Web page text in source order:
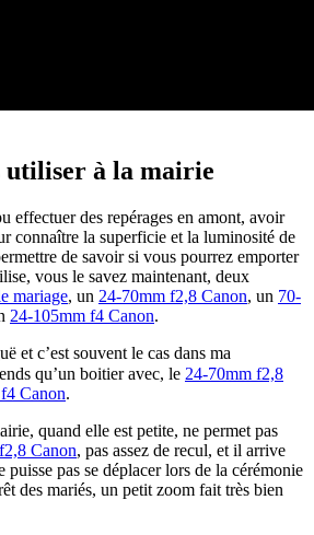
utiliser à la mairie
effectuer des repérages en amont, avoir
connaître la superficie et la luminosité de
de savoir si vous pourrez emporter
vous le savez maintenant, deux
mariage, un 24-70mm f2,8 Canon, un 70-
24-105mm f4 Canon.
et c’est souvent le cas dans ma
qu’un boitier avec, le 24-70mm f2,8
Canon.
quand elle est petite, ne permet pas
Canon, pas assez de recul, et il arrive
puisse pas se déplacer lors de la cérémonie
des mariés, un petit zoom fait très bien